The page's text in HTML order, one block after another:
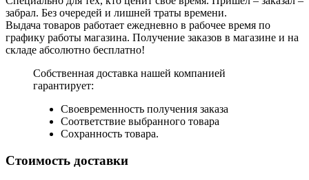
забрал. Без очередей и лишней траты времени.
Выдача товаров работает ежедневно в рабочее время по
графику работы магазина. Получение заказов в магазине и на
складе абсолютно бесплатно!
Собственная доставка нашей компанией
гарантирует:
Своевременность получения заказа
Соответствие выбранного товара
Сохранность товара.
Стоимость доставки